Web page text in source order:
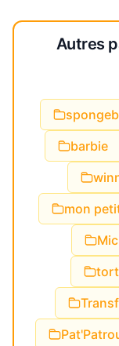
Autres
barbie
mon